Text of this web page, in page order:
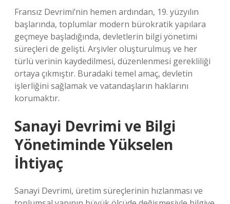
Fransız Devrimi’nin hemen ardından, 19. yüzyılın
başlarında, toplumlar modern bürokratik yapılara
geçmeye başladığında, devletlerin bilgi yönetimi
süreçleri de gelişti. Arşivler oluşturulmuş ve her
türlü verinin kaydedilmesi, düzenlenmesi gerekliliği
ortaya çıkmıştır. Buradaki temel amaç, devletin
işlerliğini sağlamak ve vatandaşların haklarını
korumaktır.
Sanayi Devrimi ve Bilgi
Yönetiminde Yükselen
İhtiyaç
Sanayi Devrimi, üretim süreçlerinin hızlanması ve